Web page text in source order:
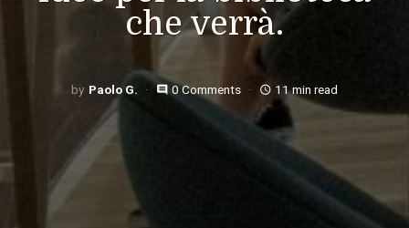
che verrà.
Paolo G. comment 0 Comments access_time 11 min read